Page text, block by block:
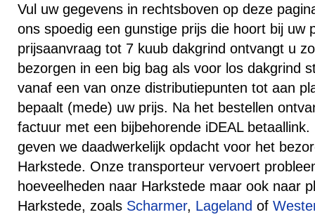
Vul uw gegevens in rechtsboven op deze
ons spoedig een gunstige prijs die hoort bij uw
prijsaanvraag tot 7 kuub dakgrind ontvangt u
bezorgen in een big bag als voor los dakgrind
vanaf een van onze distributiepunten tot aan
bepaalt (mede) uw prijs. Na het bestellen
factuur met een bijbehorende iDEAL betaallink.
geven we daadwerkelijk opdacht voor het
Harkstede. Onze transporteur vervoert
hoeveelheden naar Harkstede maar ook naar
Harkstede, zoals Scharmer, Lageland of